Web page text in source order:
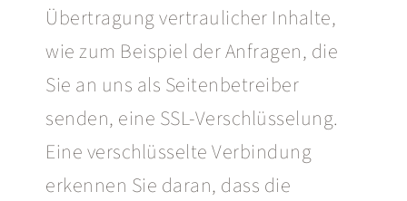
Übertragung vertraulicher Inhalte,
wie zum Beispiel der Anfragen, die
Sie an uns als Seitenbetreiber
senden, eine SSL-Verschlüsselung.
Eine verschlüsselte Verbindung
erkennen Sie daran, dass die